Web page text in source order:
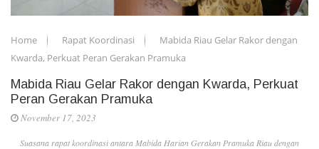
Home Rapat Koordinasi
Mabida Riau Gelar Rakor dengan
Kwarda, Perkuat Peran Gerakan Pramuka
Mabida Riau Gelar Rakor dengan Kwarda, Perkuat
Peran Gerakan Pramuka
November 17, 2023
Suasana rapat koordinasi antara Mabida Harian Gerakan Pramuka Riau dengan